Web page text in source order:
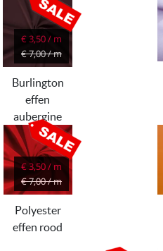
€ 3,50 / m
€ 7,00 / m
Burlington
effen
aubergine
€ 3,50 / m
€ 7,00 / m
Polyester
effen rood